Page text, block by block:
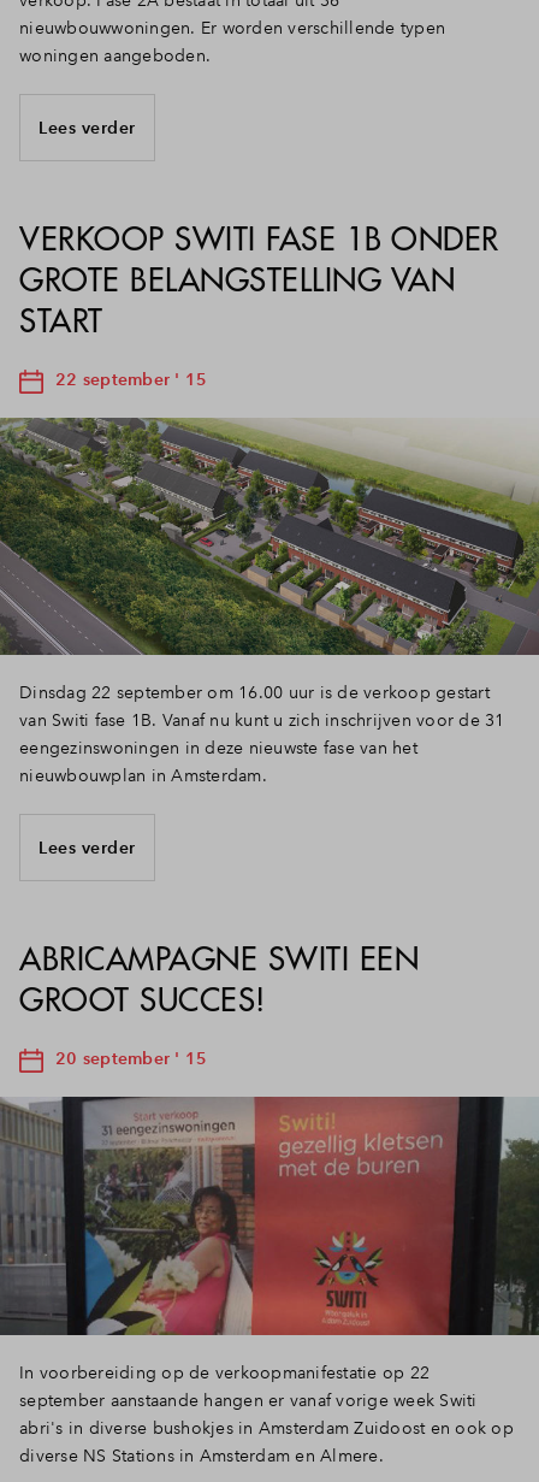
nieuwbouwwoningen. Er worden verschillende typen
woningen aangeboden.
Lees verder
VERKOOP SWITI FASE 1B ONDER
GROTE BELANGSTELLING VAN
START
22 september ' 15
Dinsdag 22 september om 16.00 uur is de verkoop gestart
van Switi fase 1B. Vanaf nu kunt u zich inschrijven voor de 31
eengezinswoningen in deze nieuwste fase van het
nieuwbouwplan in Amsterdam.
Lees verder
ABRICAMPAGNE SWITI EEN
GROOT SUCCES!
20 september ' 15
In voorbereiding op de verkoopmanifestatie op 22
september aanstaande hangen er vanaf vorige week Switi
abri's in diverse bushokjes in Amsterdam Zuidoost en ook op
diverse NS Stations in Amsterdam en Almere.